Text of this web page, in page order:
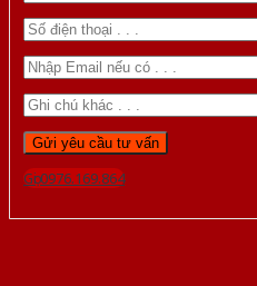
Gọi 0976.169.864